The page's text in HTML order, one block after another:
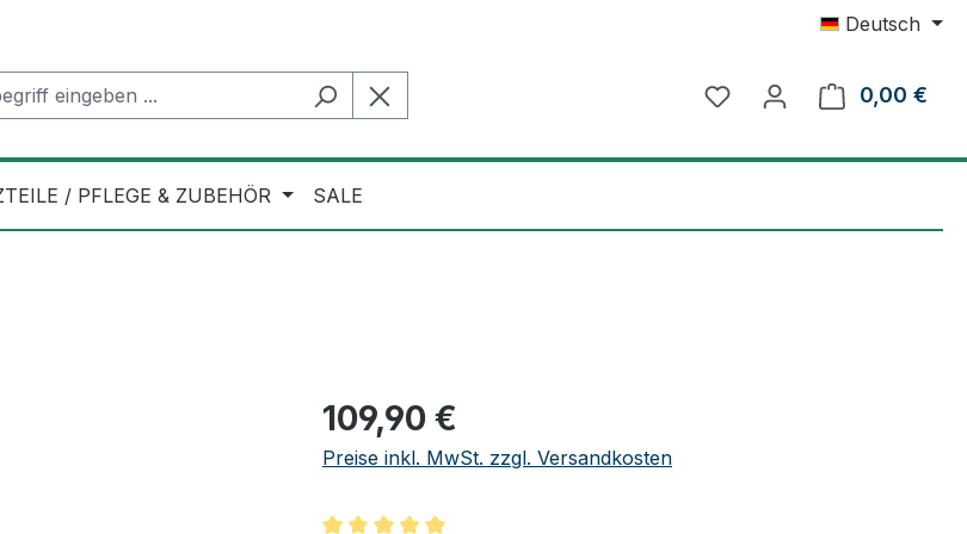
Deutsch
0,00 €
/ PFLEGE & ZUBEHÖR SALE
Regulärer Preis:
109,90 €
Preise inkl. MwSt. zzgl. Versandkosten